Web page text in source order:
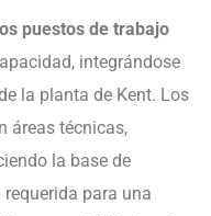
puestos de trabajo
integrándose
la planta de Kent. Los
áreas técnicas,
la base de
para una